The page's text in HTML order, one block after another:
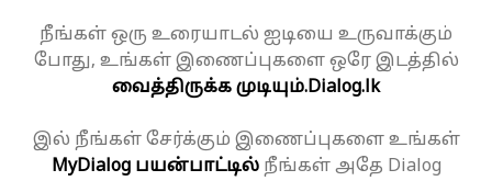
நீங்கள் ஒரு உரையாடல் ஐடியை உருவாக்கும்
போது, உங்கள் இணைப்புகளை ஒரே இடத்தில்
வைத்திருக்க முடியும்.Dialog.lk
இல் நீங்கள் சேர்க்கும் இணைப்புகளை உங்கள்
MyDialog பயன்பாட்டில்நீங்கள் அதே Dialog